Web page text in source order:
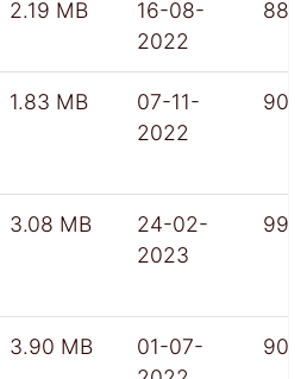
2.19 MB
16-08-
2022
882
1.83 MB
07-11-
2022
903
3.08 MB
24-02-
2023
991
3.90 MB
01-07-
909